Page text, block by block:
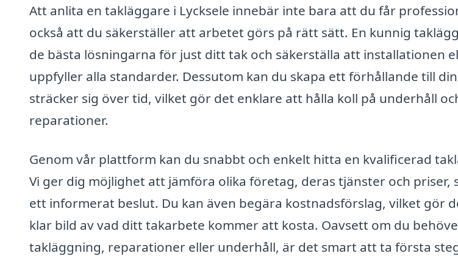
Att anlita en takläggare i Lycksele innebär inte bara att du får
också att du säkerställer att arbetet görs på rätt sätt. En kunnig
de bästa lösningarna för just ditt tak och säkerställa att installationen
uppfyller alla standarder. Dessutom kan du skapa ett förhållande till
sträcker sig över tid, vilket gör det enklare att hålla koll på underhåll
reparationer.
Genom vår plattform kan du snabbt och enkelt hitta en kvalificerad
Vi ger dig möjlighet att jämföra olika företag, deras tjänster och priser,
ett informerat beslut. Du kan även begära kostnadsförslag, vilket gör
klar bild av vad ditt takarbete kommer att kosta. Oavsett om du
takläggning, reparationer eller underhåll, är det smart att ta första